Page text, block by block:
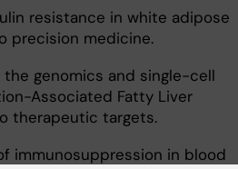
resistance in white adipose
precision medicine.
genomics and single-cell
Associated Fatty Liver
therapeutic targets.
immunosuppression in blood